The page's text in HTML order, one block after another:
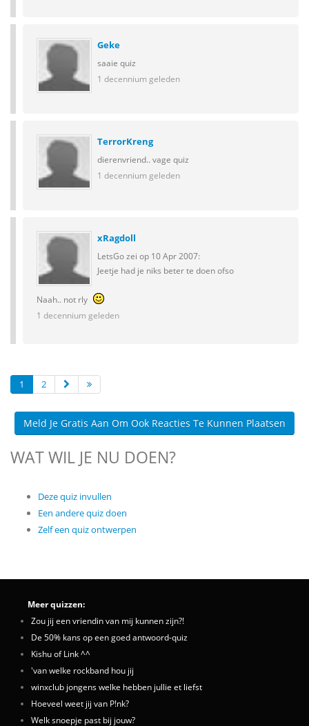
Geke
saaie quiz
1 decennium geleden
TerrorKreng
dierenvriend.. vage quiz
1 decennium geleden
xRagdoll
LetsGo zei op 10 Apr 2007:
Jeetje had je niks beter te doen ofso
Naah.. not rly
1 decennium geleden
1 2
Meld Je Gratis Aan Om Ook Reacties Te Kunnen Plaatsen
WAT WIL JE NU DOEN?
Deze quiz invullen
Een andere quiz doen
Zelf een quiz ontwerpen
Meer quizzen:
Zou jij een vriendin van mij kunnen zijn?!
De 50% kans op een goed antwoord-quiz
Kishu of Link ^^
'van welke rockband hou jij
winxclub jongens welke hebben jullie et liefst
Hoeveel weet jij van P!nk?
Welk snoepje past bij jouw?